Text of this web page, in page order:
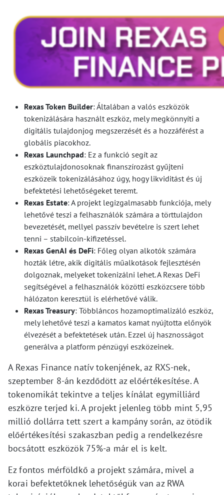
Rexas Token Builder: Általában a valós eszközök
tokenizálására használt eszköz, mely megkönnyíti a
digitális tulajdonjog megszerzését és a hozzáférést a
globális piacokhoz.
Rexas Launchpad: Ez a funkció segít az
eszköztulajdonosoknak finanszírozást gyűjteni
eszközeik tokenizálásához úgy, hogy likviditást és új
befektetési lehetőségeket teremt.
Rexas Estate: A projekt legizgalmasabb funkciója, mely
lehetővé teszi a felhasználók számára a törttulajdon
bevezetését, mellyel passzív bevételre is szert lehet
tenni – stabilcoin-kifizetéssel.
Rexas GenAI és DeFi: Főleg olyan alkotók számára
hozták létre, akik digitális műalkotások fejlesztésén
dolgoznak, melyeket tokenizálni lehet. A Rexas DeFi
segítségével a felhasználók közötti eszközcsere több
hálózaton keresztül is elérhetővé válik.
Rexas Treasury: Többláncos hozamoptimalizáló eszköz,
mely lehetővé teszi a kamatos kamat nyújtotta előnyök
élvezését a befektetések után. Ezzel új hasznosságot
generálva a platform pénzügyi eszközeinek.
A Rexas Finance natív tokenjének, az RXS-nek,
szeptember 8-án kezdődött az előértékesítése. A
tokenomikát tekintve a teljes kínálat egymilliárd
eszközre terjed ki. A projekt jelenleg több mint 5,95
millió dollárra tett szert a kampány során, az ötödik
előértékesítési szakaszban pedig a rendelkezésre
bocsátott eszközök 75%-a már el is kelt.
Ez fontos mérföldkő a projekt számára, mivel a
korai befektetőknek lehetőségük van az RWA